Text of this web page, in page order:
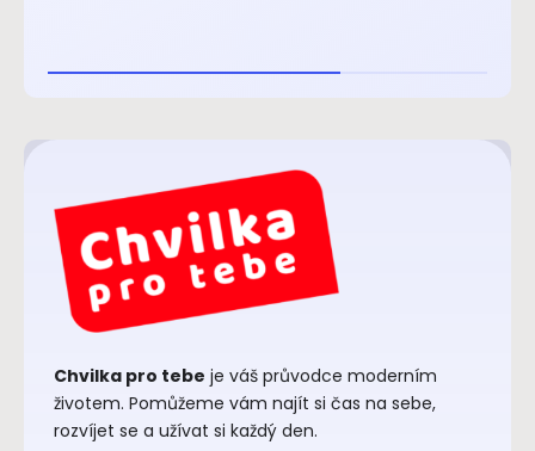
Chvilka pro tebe je váš průvodce moderním
životem. Pomůžeme vám najít si čas na sebe,
rozvíjet se a užívat si každý den.